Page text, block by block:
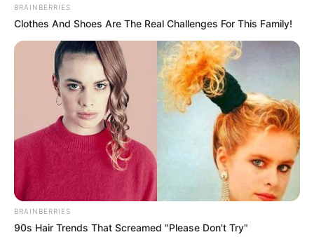
erchenreich-teichtal.de
Burgfalknerei Gleichenstein - Ein blaues Wunder
und Vorführungen mit Greifvögeln kann man auf der
mittelalterlichen Burg Gleichenstein erleben.
Informationen unter
www.burg-gleichenstein.de
Kanonenbahn in Lengenfeld - Eine Fahrt mit der
Draisine über das Viadukt von Lengenfeld, vorbei
am Schloss Bischofstein bis zum Entenbergtunnel.
Informationen unter www.kanonenbahn-ev.de.
Wallfahrtsort auf dem Hülfensberg - Von
Franziskanern betreuter, ältester und bedeutendster
Wallfahrtsort des Eichsfeldes. Informationen unter
BRAINBERRIES
Clothes And Shoes Are The Real Challenges For This Family!
BRAINBERRIES
90s Hair Trends That Screamed "Please Don't Try"